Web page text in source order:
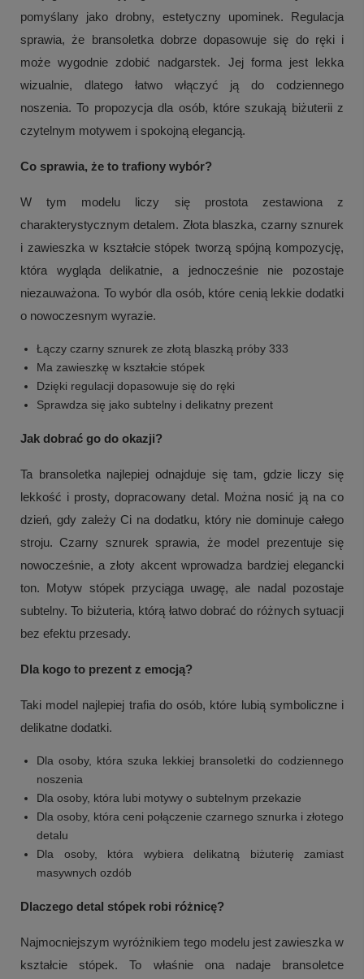
pomyślany jako drobny, estetyczny upominek. Regulacja
sprawia, że bransoletka dobrze dopasowuje się do ręki i
może wygodnie zdobić nadgarstek. Jej forma jest lekka
wizualnie, dlatego łatwo włączyć ją do codziennego
noszenia. To propozycja dla osób, które szukają biżuterii z
czytelnym motywem i spokojną elegancją.
Co sprawia, że to trafiony wybór?
W tym modelu liczy się prostota zestawiona z
charakterystycznym detalem. Złota blaszka, czarny sznurek
i zawieszka w kształcie stópek tworzą spójną kompozycję,
która wygląda delikatnie, a jednocześnie nie pozostaje
niezauważona. To wybór dla osób, które cenią lekkie dodatki
o nowoczesnym wyrazie.
Łączy czarny sznurek ze złotą blaszką próby 333
Ma zawieszkę w kształcie stópek
Dzięki regulacji dopasowuje się do ręki
Sprawdza się jako subtelny i delikatny prezent
Jak dobrać go do okazji?
Ta bransoletka najlepiej odnajduje się tam, gdzie liczy się
lekkość i prosty, dopracowany detal. Można nosić ją na co
dzień, gdy zależy Ci na dodatku, który nie dominuje całego
stroju. Czarny sznurek sprawia, że model prezentuje się
nowocześnie, a złoty akcent wprowadza bardziej elegancki
ton. Motyw stópek przyciąga uwagę, ale nadal pozostaje
subtelny. To biżuteria, którą łatwo dobrać do różnych sytuacji
bez efektu przesady.
Dla kogo to prezent z emocją?
Taki model najlepiej trafia do osób, które lubią symboliczne i
delikatne dodatki.
Dla osoby, która szuka lekkiej bransoletki do codziennego
noszenia
Dla osoby, która lubi motywy o subtelnym przekazie
Dla osoby, która ceni połączenie czarnego sznurka i złotego
detalu
Dla osoby, która wybiera delikatną biżuterię zamiast
masywnych ozdób
Dlaczego detal stópek robi różnicę?
Najmocniejszym wyróżnikiem tego modelu jest zawieszka w
kształcie stópek. To właśnie ona nadaje bransoletce